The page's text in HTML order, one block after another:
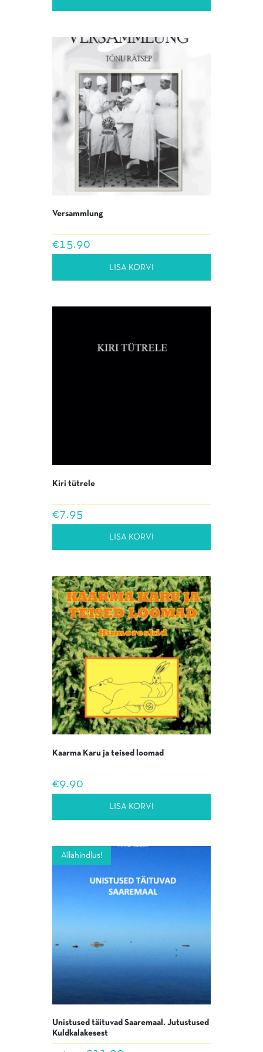
Versammlung
€15.90
LISA KORVI
Kiri tütrele
€7.95
LISA KORVI
Kaarma Karu ja teised loomad
€9.90
LISA KORVI
Allahindlus!
Unistused täituvad Saaremaal. Jutustused
Kuldkalakesest
Algne